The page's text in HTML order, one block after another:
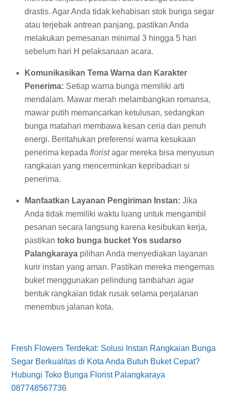
drastis. Agar Anda tidak kehabisan stok bunga segar
atau terjebak antrean panjang, pastikan Anda
melakukan pemesanan minimal 3 hingga 5 hari
sebelum hari H pelaksanaan acara.
Komunikasikan Tema Warna dan Karakter
Penerima: Setiap warna bunga memiliki arti
mendalam. Mawar merah melambangkan romansa,
mawar putih memancarkan ketulusan, sedangkan
bunga matahari membawa kesan ceria dan penuh
energi. Beritahukan preferensi warna kesukaan
penerima kepada floristagar mereka bisa menyusun
rangkaian yang mencerminkan kepribadian si
penerima.
Manfaatkan Layanan Pengiriman Instan: Jika
Anda tidak memiliki waktu luang untuk mengambil
pesanan secara langsung karena kesibukan kerja,
pastikan toko bunga bucket Yos sudarso
Palangkaraya pilihan Anda menyediakan layanan
kurir instan yang aman. Pastikan mereka mengemas
buket menggunakan pelindung tambahan agar
bentuk rangkaian tidak rusak selama perjalanan
menembus jalanan kota.
Fresh Flowers Terdekat: Solusi Instan Rangkaian Bunga
Segar Berkualitas di Kota Anda Butuh Buket Cepat?
Hubungi Toko Bunga Florist Palangkaraya
087748567736